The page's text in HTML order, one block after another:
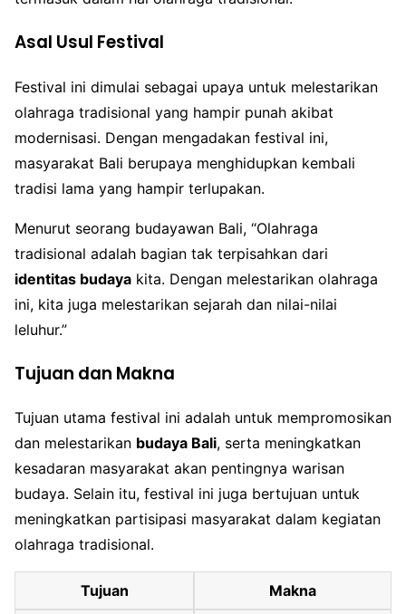
Asal Usul Festival
Festival ini dimulai sebagai upaya untuk melestarikan
olahraga tradisional yang hampir punah akibat
modernisasi. Dengan mengadakan festival ini,
masyarakat Bali berupaya menghidupkan kembali
tradisi lama yang hampir terlupakan.
Menurut seorang budayawan Bali, “Olahraga
tradisional adalah bagian tak terpisahkan dari
identitas budaya kita. Dengan melestarikan olahraga
ini, kita juga melestarikan sejarah dan nilai-nilai
leluhur.”
Tujuan dan Makna
Tujuan utama festival ini adalah untuk mempromosikan
dan melestarikan budaya Bali, serta meningkatkan
kesadaran masyarakat akan pentingnya warisan
budaya. Selain itu, festival ini juga bertujuan untuk
meningkatkan partisipasi masyarakat dalam kegiatan
olahraga tradisional.
Tujuan Makna